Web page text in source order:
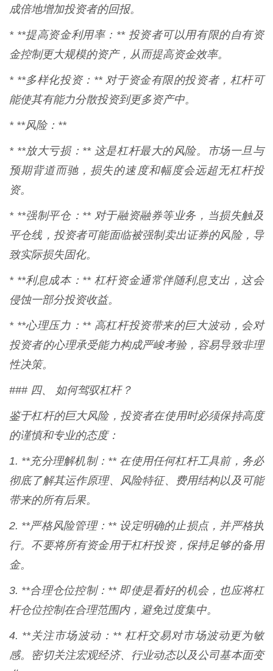
成倍地增加投资者的回报。
* **提高资金利用率：** 投资者可以用有限的自有资
金控制更大规模的资产，从而提高资金效率。
* **多样化投资：** 对于资金有限的投资者，杠杆可
能使其有能力分散投资到更多资产中。
* **风险：**
* **放大亏损：** 这是杠杆最大的风险。市场一旦与
预期背道而驰，损失的速度和幅度会远超无杠杆投
资。
* **强制平仓：** 对于融资融券等业务，当损失触及
平仓线，投资者可能面临被强制卖出证券的风险，导
致实际损失固化。
* **利息成本：** 杠杆资金通常伴随利息支出，这会
侵蚀一部分投资收益。
* **心理压力：** 高杠杆投资带来的巨大波动，会对
投资者的心理承受能力构成严峻考验，容易导致非理
性决策。
### 四、 如何驾驭杠杆？
鉴于杠杆的巨大风险，投资者在使用时必须保持高度
的谨慎和专业的态度：
1. **充分理解机制：** 在使用任何杠杆工具前，务必
彻底了解其运作原理、风险特征、费用结构以及可能
带来的所有后果。
2. **严格风险管理：** 设定明确的止损点，并严格执
行。不要将所有资金用于杠杆投资，保持足够的备用
金。
3. **合理仓位控制：** 即使是看好的机会，也应将杠
杆仓位控制在合理范围内，避免过度集中。
4. **关注市场波动：** 杠杆交易对市场波动更为敏
感。密切关注宏观经济、行业动态以及公司基本面变